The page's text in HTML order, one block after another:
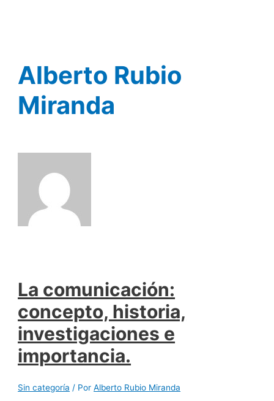
Alberto Rubio
Miranda
La comunicación:
concepto, historia,
investigaciones e
importancia.
Sin categoría / PorAlberto Rubio Miranda